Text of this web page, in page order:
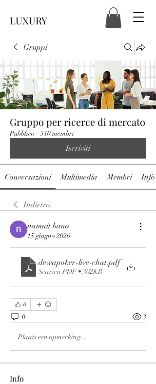
LUXURY
Gruppi
Gruppo per ricerce di mercato
Pubblico · 510 membri
Iscriviti
Conversazioni Multimedia Membri Info
Indietro
namait bano
15 giugno 2026
dewapoker-live-chat.pdf
Scarica PDF • 302KB
0
0 3
Plaats een opmerking...
Info